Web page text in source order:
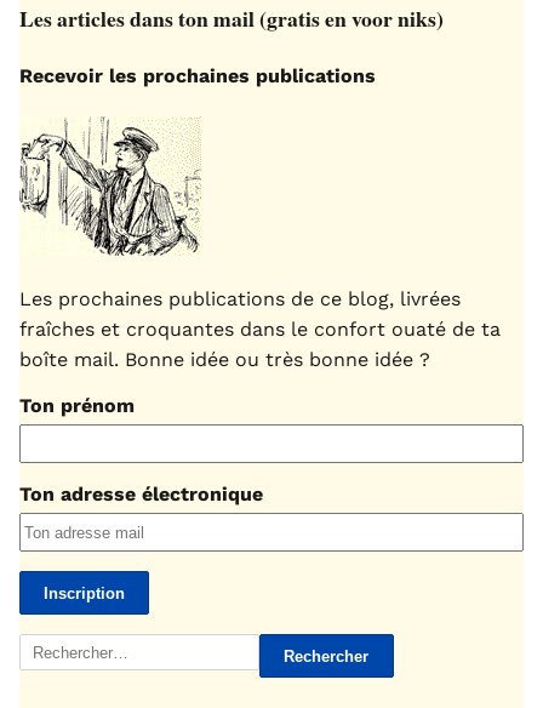
Les articles dans ton mail (gratis en voor niks)
Recevoir les prochaines publications
Les prochaines publications de ce blog, livrées
fraîches et croquantes dans le confort ouaté de ta
boîte mail. Bonne idée ou très bonne idée ?
Ton prénom
Ton adresse électronique
Rechercher :